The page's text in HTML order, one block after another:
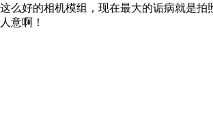
么好的相机模组，现在最大的诟病就是拍
意啊！